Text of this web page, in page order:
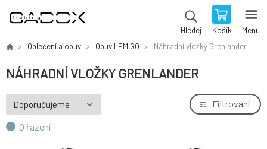
Hledej Košík Menu
Oblečení a obuv Obuv LEMIGO Náhradní vložky Grenlander
NÁHRADNÍ VLOŽKY GRENLANDER
O řazení
Filtrování